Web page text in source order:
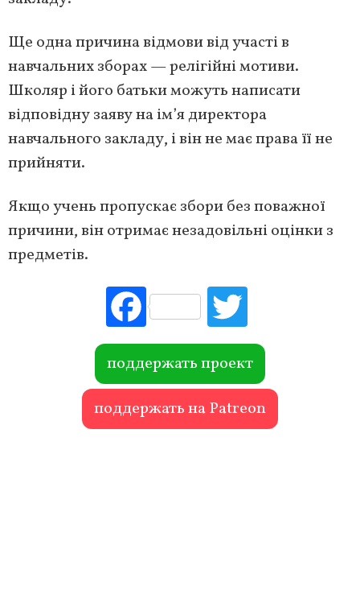
Ще одна причина відмови від участі в
навчальних зборах — релігійні мотиви.
Школяр і його батьки можуть написати
відповідну заяву на ім’я директора
навчального закладу, і він не має права її не
прийняти.
Якщо учень пропускає збори без поважної
причини, він отримає незадовільні оцінки з
предметів.
Fac
ebo
ok r
поддержать проект
поддержать на Patreon